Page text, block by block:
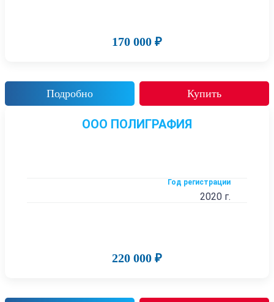
170 000 ₽
Подробно Купить
ООО ПОЛИГРАФИЯ
Год регистрации
2020 г.
220 000 ₽